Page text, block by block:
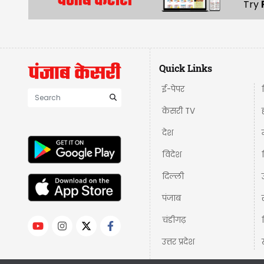
Try
Quick Links
ई-पेपर
केसरी TV
देश
विदेश
दिल्ली
पंजाब
चंडीगढ़
उत्तर प्रदेश